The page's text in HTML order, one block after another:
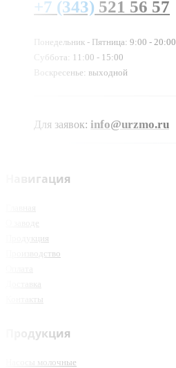
+7 (343) 521 56 57
Понедельник - Пятница: 9:00 - 20:00
Суббота: 11:00 - 15:00
Воскресенье: выходной
Для заявок: info@urzmo.ru
Навигация
Главная
О заводе
Продукция
Производство
Доставка
Контакты
Продукция
Насосы молочные